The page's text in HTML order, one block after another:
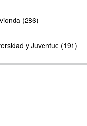
(286)
y Juventud (191)